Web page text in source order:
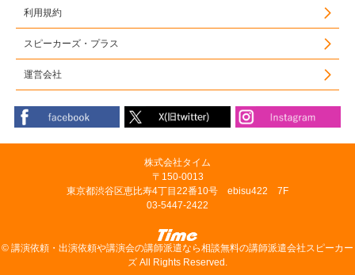
利用規約
スピーカーズ・プラス
運営会社
株式会社タイム
〒150-0013
東京都渋谷区恵比寿4丁目22番10号 ebisu422 7F
03-5447-2422
© 講演依頼・出演依頼や講演会の講師派遣なら相談無料の講師派遣会社スピーカー
ズ All Rights Reserved.